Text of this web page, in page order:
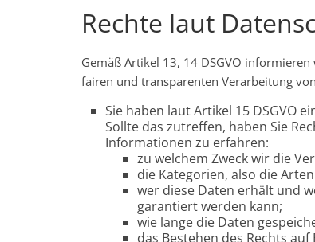
Rechte laut
Gemäß Artikel 13, 14 DSGVO
fairen und transparenten Verarbeitung
Sie haben laut Artikel 15 DSGVO
Sollte das zutreffen, haben Sie
Informationen zu erfahren:
zu welchem Zweck wir die
die Kategorien, also die
wer diese Daten erhält und
garantiert werden kann;
wie lange die Daten
das Bestehen des Rechts